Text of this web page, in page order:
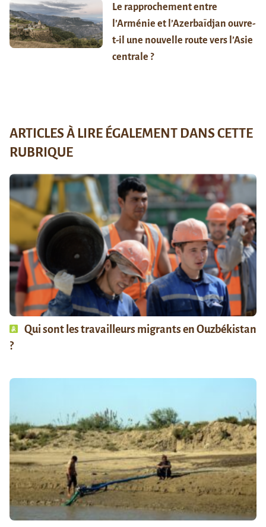
Le rapprochement entre
l’Arménie et l’Azerbaïdjan ouvre-
t-il une nouvelle route vers l’Asie
centrale ?
ARTICLES À LIRE ÉGALEMENT DANS CETTE
RUBRIQUE
Qui sont les travailleurs migrants en Ouzbékistan
?